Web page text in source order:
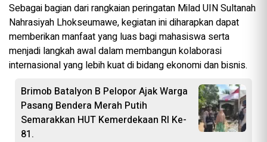
Sebagai bagian dari rangkaian peringatan Milad UIN Sultanah
Nahrasiyah Lhokseumawe, kegiatan ini diharapkan dapat
memberikan manfaat yang luas bagi mahasiswa serta
menjadi langkah awal dalam membangun kolaborasi
internasional yang lebih kuat di bidang ekonomi dan bisnis.
Brimob Batalyon B Pelopor Ajak Warga
Pasang Bendera Merah Putih
Semarakkan HUT Kemerdekaan RI Ke-
81.